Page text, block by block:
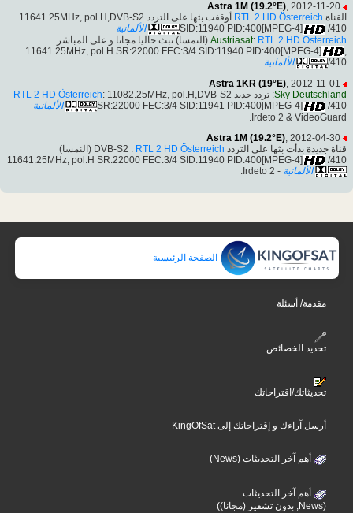
Astra 1M (19.2°E), 2012-11-20
القناة RTL 2 HD Österreich
أوقفت بثها على التردد 11641.25MHz, pol.H,DVB-S2
SID:11940 PID:400[MPEG-4]
/410
الألمانية
Austriasat: RTL 2 HD Österreich
(النمسا) تبث حاليا مجانا و على المباشر
,11641.25MHz, pol.H SR:22000 FEC:3/4 SID:11940 PID:400[MPEG-4]
/410
الألمانية.
Astra 1KR (19°E), 2012-11-01
Sky Deutschland: تردد جديد RTL 2 HD Österreich: 11082.25MHz, pol.H,DVB-S2
SR:22000 FEC:3/4 SID:11941 PID:400[MPEG-4]
/410 الألمانية-
Irdeto 2 & VideoGuard.
Astra 1M (19.2°E), 2012-04-30
قناة جديدة بدأت بثها على التردد DVB-S2 : RTL 2 HD Österreich
(النمسا)
11641.25MHz, pol.H SR:22000 FEC:3/4 SID:11940 PID:400[MPEG-4]
/410
الألمانية - Irdeto 2.
الصفحة الرئيسية
مقدمة/ أسئلة
تحديد الخصائص
تحديثاتك/اقتراحاتك
أرسل آراءك و إقتراحاتك إلى KingOfSat
أهم آخر التحديثات (News)
أهم آخر التحديثات
(News, بدون تشفير (مجانا))